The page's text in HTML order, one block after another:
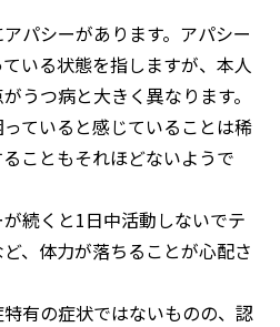
パシーがあります。アパシー
いる状態を指しますが、本人
うつ病と大きく異なります。
ていると感じていることは稀
こともそれほどないようで
続くと1日中活動しないでテ
、体力が落ちることが心配さ
有の症状ではないものの、認